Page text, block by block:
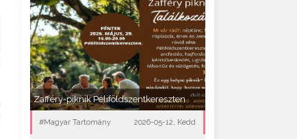
Zafféry-piknik Péliföldszentkereszten
#Magyar Tartomány 2026-05-12, Kedd